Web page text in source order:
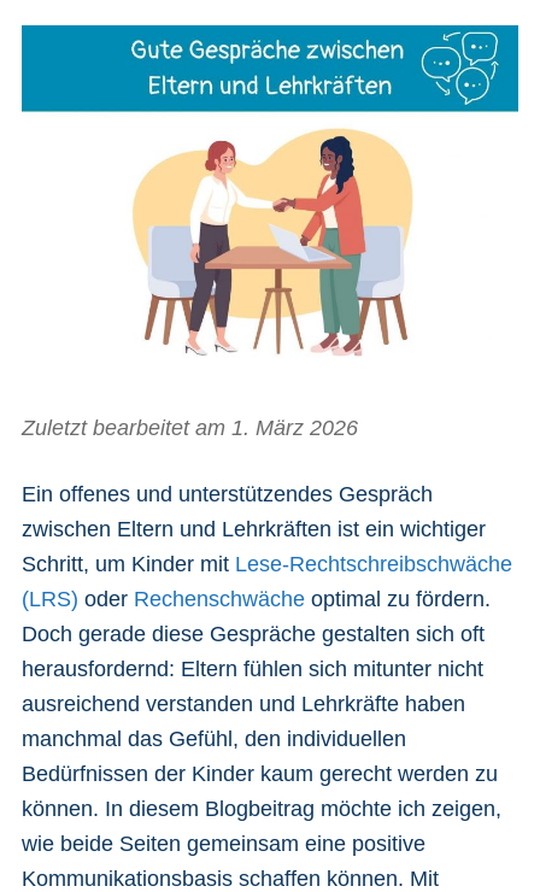
Zuletzt bearbeitet am 1. März 2026
Ein offenes und unterstützendes Gespräch
zwischen Eltern und Lehrkräften ist ein wichtiger
Schritt, um Kinder mit Lese-Rechtschreibschwäche
(LRS) oder Rechenschwäche optimal zu fördern.
Doch gerade diese Gespräche gestalten sich oft
herausfordernd: Eltern fühlen sich mitunter nicht
ausreichend verstanden und Lehrkräfte haben
manchmal das Gefühl, den individuellen
Bedürfnissen der Kinder kaum gerecht werden zu
können. In diesem Blogbeitrag möchte ich zeigen,
wie beide Seiten gemeinsam eine positive
Kommunikationsbasis schaffen können. Mit